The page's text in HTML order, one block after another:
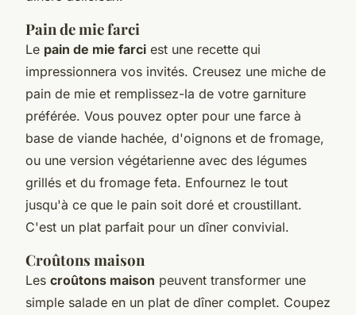
Pain de mie farci
Le pain de mie farci est une recette qui
impressionnera vos invités. Creusez une miche de
pain de mie et remplissez-la de votre garniture
préférée. Vous pouvez opter pour une farce à
base de viande hachée, d'oignons et de fromage,
ou une version végétarienne avec des légumes
grillés et du fromage feta. Enfournez le tout
jusqu'à ce que le pain soit doré et croustillant.
C'est un plat parfait pour un dîner convivial.
Croûtons maison
Les croûtons maison peuvent transformer une
simple salade en un plat de dîner complet. Coupez